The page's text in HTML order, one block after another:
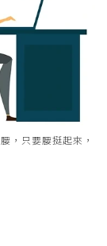
，只要腰挺起來，